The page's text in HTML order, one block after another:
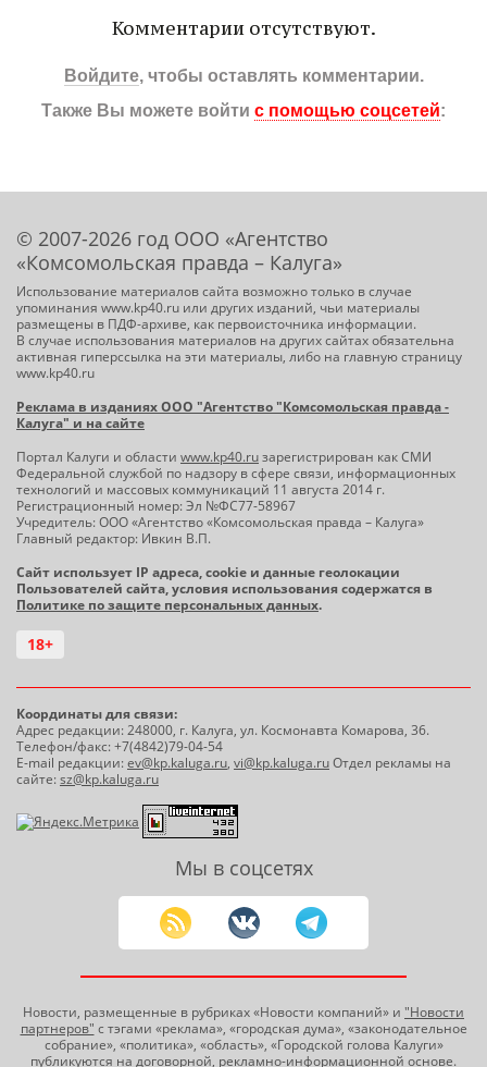
Комментарии отсутствуют.
Войдите, чтобы оставлять комментарии.
Также Вы можете войти с помощью соцсетей:
© 2007-2026 год ООО «Агентство
«Комсомольская правда – Калуга»
Использование материалов сайта возможно только в случае
упоминания www.kp40.ru или других изданий, чьи материалы
размещены в ПДФ-архиве, как первоисточника информации.
В случае использования материалов на других сайтах обязательна
активная гиперссылка на эти материалы, либо на главную страницу
www.kp40.ru
Реклама в изданиях ООО "Агентство "Комсомольская правда -
Калуга" и на сайте
Портал Калуги и области www.kp40.ruзарегистрирован как СМИ
Федеральной службой по надзору в сфере связи, информационных
технологий и массовых коммуникаций 11 августа 2014 г.
Регистрационный номер: Эл №ФС77-58967
Учредитель: ООО «Агентство «Комсомольская правда – Калуга»
Главный редактор: Ивкин В.П.
Сайт использует IP адреса, cookie и данные геолокации
Пользователей сайта, условия использования содержатся в
Политике по защите персональных данных.
18+
Координаты для связи:
Адрес редакции: 248000, г. Калуга, ул. Космонавта Комарова, 36.
Телефон/факс: +7(4842)79-04-54
E-mail редакции:ev@kp.kaluga.ru, vi@kp.kaluga.ruОтдел рекламы на
сайте:sz@kp.kaluga.ru
Мы в соцсетях
Новости, размещенные в рубриках «Новости компаний» и "Новости
партнеров" с тэгами «реклама», «городская дума», «законодательное
собрание», «политика», «область», «Городской голова Калуги»
публикуются на договорной, рекламно-информационной основе.